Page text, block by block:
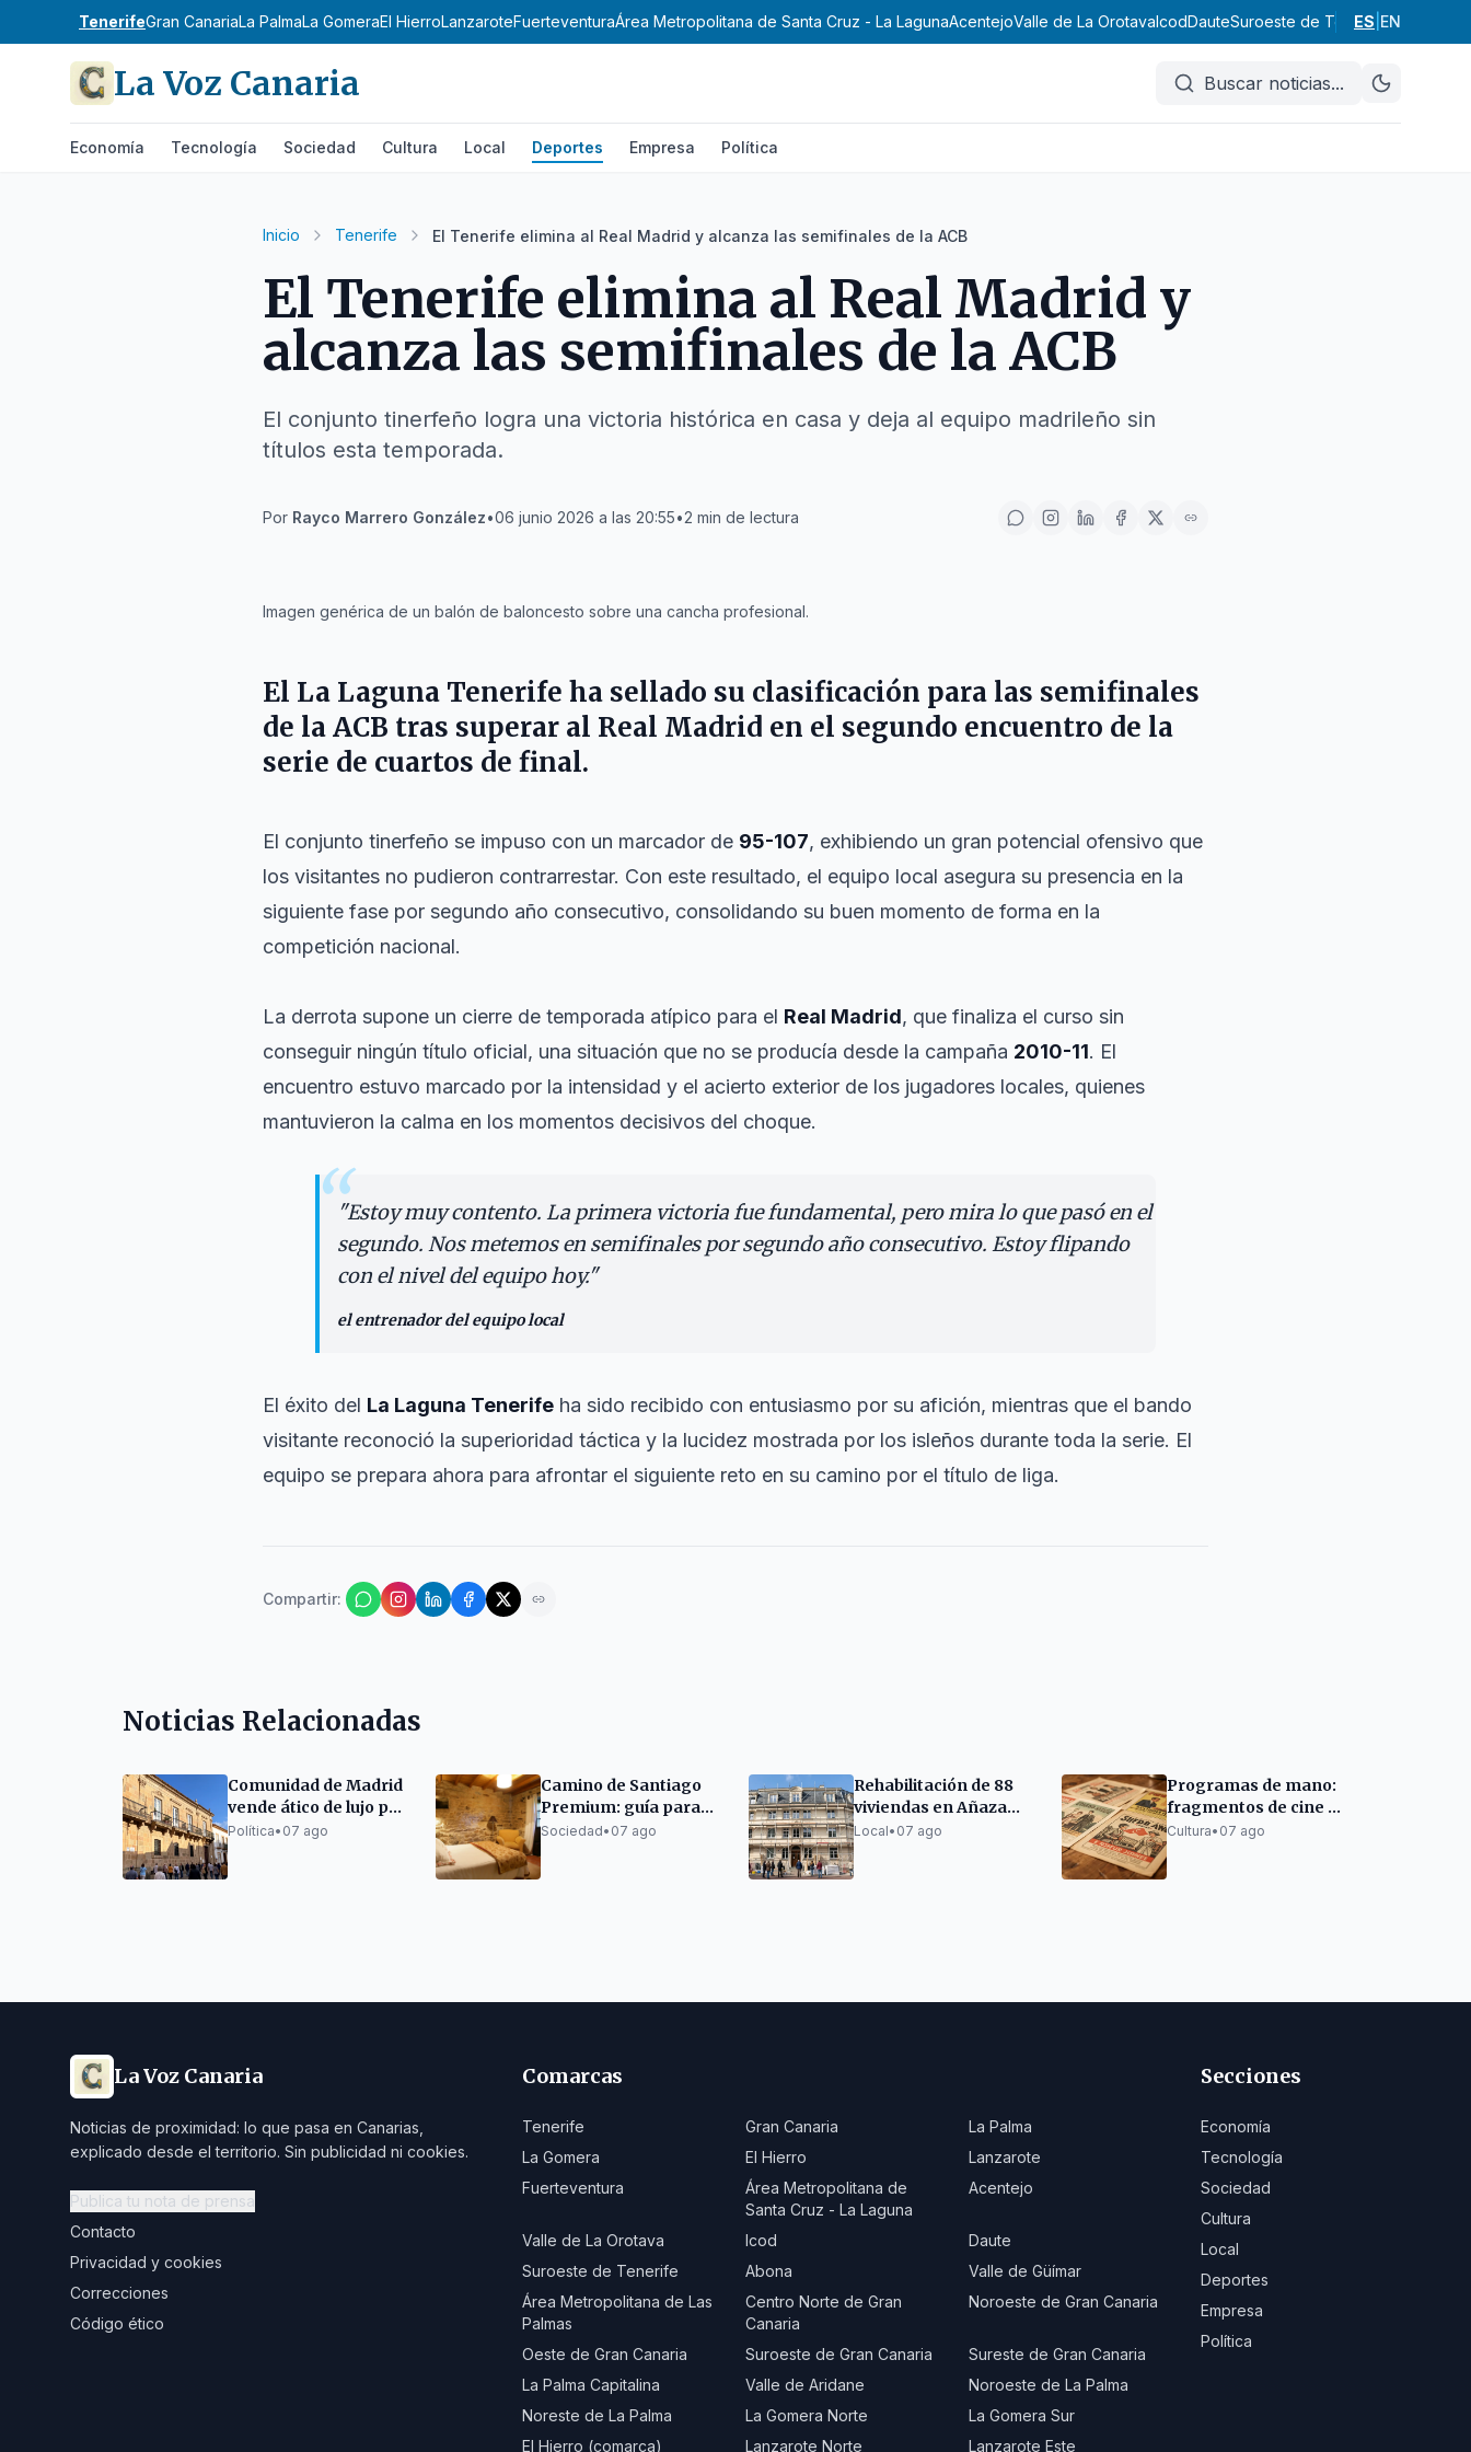
TenerifeGran CanariaLa PalmaLa GomeraEl HierroLanzaroteFuerteventuraÁrea Metropolitana de Santa Cruz - La LagunaAcentejoValle de La OrotavaIcodDauteSuroeste de TenerifeAbona
ES EN
La Voz Canaria Buscar noticias...
Economía Tecnología Sociedad Cultura Local Deportes Empresa Política
Inicio Tenerife El Tenerife elimina al Real Madrid y alcanza las semifinales de la ACB
El Tenerife elimina al Real Madrid y
alcanza las semifinales de la ACB
El conjunto tinerfeño logra una victoria histórica en casa y deja al equipo madrileño sin
títulos esta temporada.
Por Rayco Marrero González•06 junio 2026 a las 20:55•2 min de lectura
Imagen genérica de un balón de baloncesto sobre una cancha profesional.
El La Laguna Tenerife ha sellado su clasificación para las semifinales
de laACB tras superar al Real Madrid en el segundo encuentro de la
serie de cuartos de final.
El conjunto tinerfeño se impuso con un marcador de 95-107, exhibiendo un gran potencial ofensivo que
los visitantes no pudieron contrarrestar. Con este resultado, el equipo local asegura su presencia en la
siguiente fase por segundo año consecutivo, consolidando su buen momento de forma en la
competición nacional.
La derrota supone un cierre de temporada atípico para el Real Madrid, que finaliza el curso sin
conseguir ningún título oficial, una situación que no se producía desde la campaña 2010-11. El
encuentro estuvo marcado por la intensidad y el acierto exterior de los jugadores locales, quienes
mantuvieron la calma en los momentos decisivos del choque.
“"Estoy muy contento. La primera victoria fue fundamental, pero mira lo que pasó en el
segundo. Nos metemos en semifinales por segundo año consecutivo. Estoy flipando
con el nivel del equipo hoy."
el entrenador del equipo local
El éxito del La Laguna Tenerife ha sido recibido con entusiasmo por su afición, mientras que el bando
visitante reconoció la superioridad táctica y la lucidez mostrada por los isleños durante toda la serie. El
equipo se prepara ahora para afrontar el siguiente reto en su camino por el título de liga.
Compartir:
Noticias Relacionadas
Comunidad de Madrid
vende ático de lujo por
6,69 millones
Política• 07 ago
Camino de Santiago
Premium: guía para
organizarlo sin
Sociedad• 07 ago
Rehabilitación de 88
viviendas en Añaza
con fondos europeos y
Local• 07 ago
Programas de mano:
fragmentos de cine y
memoria de una
Cultura• 07 ago
La Voz Canaria
Noticias de proximidad: lo que pasa en Canarias,
explicado desde el territorio. Sin publicidad ni cookies.
Publica tu nota de prensa
Contacto
Privacidad y cookies
Correcciones
Código ético
Comarcas
Tenerife Gran Canaria
La Palma
La Gomera
El Hierro
Lanzarote
Fuerteventura
Área Metropolitana de
Santa Cruz - La Laguna
Acentejo
Valle de La Orotava Icod
Daute
Suroeste de Tenerife
Abona
Valle de Güímar
Área Metropolitana de Las
Palmas
Centro Norte de Gran
Canaria
Noroeste de Gran Canaria
Oeste de Gran Canaria Suroeste de Gran Canaria
Sureste de Gran Canaria
La Palma Capitalina
Valle de Aridane
Noroeste de La Palma
Noreste de La Palma
La Gomera Norte
La Gomera Sur
El Hierro (comarca)
Lanzarote Norte Lanzarote Este
Secciones
Economía
Tecnología
Sociedad
Cultura
Local
Deportes
Empresa
Política